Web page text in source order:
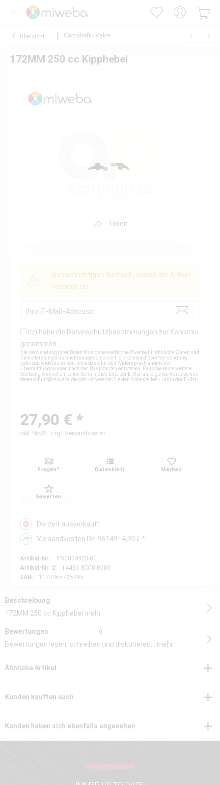
Übersicht Camshaft - Valve
172MM 250 cc Kipphebel
Teilen
Benachrichtigen Sie mich, sobald der Artikel
lieferbar ist.
Ich habe die Datenschutzbestimmungen zur Kenntnis
genommen.
Die Verwendung Ihrer Daten für eigene werbliche Zwecke für ähnliche Waren und
Dienstleistungen ist nicht ausgeschlossen. Sie können dieser Verwendung
jederzeit widersprechen, ohne dass für den Widerspruch andere als
Übermittlungskosten nach den Basistarifen entstehen. Falls Sie keine weitere
Werbung wünschen, teilen Sie uns dies bitte per E-Mail an folgende Adresse mit:
datenschutz@miweba.deoder verwenden Sie den Abbestellen-Link in der E-Mail.
27,90 € *
inkl. MwSt. zzgl. Versandkosten
Fragen? Datenblatt Merken
Bewerten
Derzeit ausverkauft
Versandkosten DE-96149 : 4,90 € *
Artikel-Nr.:
PR0004925-01
Artikel-Nr. 2:
14431-SCC0-0000
EAN:
1170465705495
Beschreibung
172MM 250 cc Kipphebel mehr
Bewertungen 0
Bewertungen lesen, schreiben und diskutieren... mehr
Ähnliche Artikel
Kunden kauften auch
Kunden haben sich ebenfalls angesehen